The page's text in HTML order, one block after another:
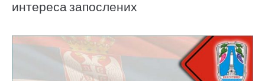
интереса запослених